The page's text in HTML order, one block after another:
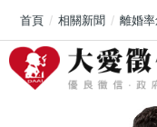
首頁 相關新聞 離婚